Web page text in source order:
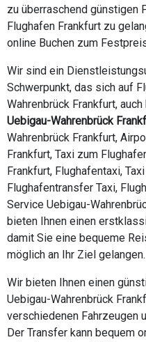
zu überraschend günstigen
Flughafen Frankfurt zu
online Buchen zum
Wir sind ein
Schwerpunkt, das sich auf
Wahrenbrück Frankfurt,
Uebigau-Wahrenbrück
Wahrenbrück Frankfurt,
Frankfurt, Taxi zum
Frankfurt, Flughafentaxi,
Flughafentransfer Taxi,
Service Uebigau-
bieten Ihnen einen
damit Sie eine bequeme
möglich an Ihr Ziel
Wir bieten Ihnen einen
Uebigau-Wahrenbrück
verschiedenen Fahrzeugen
Der Transfer kann bequem